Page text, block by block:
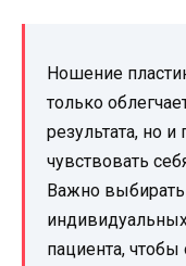
Ношение
только
результата, но
чувствовать
Важно выбирать
пациента,